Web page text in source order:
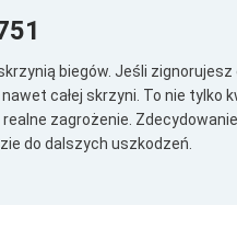
biegów. Jeśli
całej skrzyni. To nie tylko
zagrożenie.
do dalszych uszkodzeń.